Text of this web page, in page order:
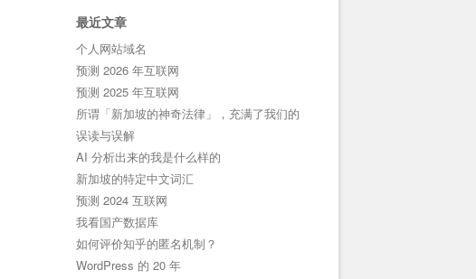
最近文章
个人网站域名
预测 2026 年互联网
预测 2025 年互联网
所谓「新加坡的神奇法律」，充满了我们的
误读与误解
AI 分析出来的我是什么样的
新加坡的特定中文词汇
预测 2024 互联网
我看国产数据库
如何评价知乎的匿名机制？
WordPress 的 20 年